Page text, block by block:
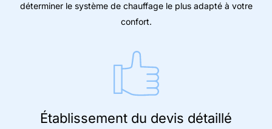
déterminer le système de chauffage le plus adapté à votre
confort.
Établissement du devis détaillé